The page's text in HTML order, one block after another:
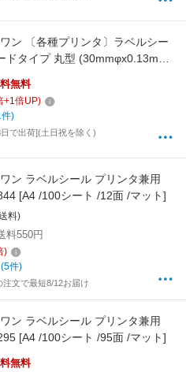
ン 〔各種プリンタ〕ラベルシー
ドタイプ 丸型 (30mmφx0.13mm)
[A4 /100シート /48面 /マット]
無料
+1倍UP)
)
で出荷](土日祝を除く)
ン ラベルシール プリンタ兼用
[A4 /100シート /12面 /マット]
料)
料550円
)
(5件)
注文で最短8/12お届け
ン ラベルシール プリンタ兼用
[A4 /100シート /95面 /マット]
無料